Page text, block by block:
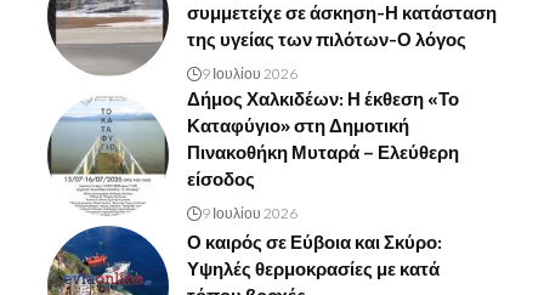
συμμετείχε σε άσκηση-Η κατάσταση
της υγείας των πιλότων-Ο λόγος
9 Ιουλίου 2026
Δήμος Χαλκιδέων: Η έκθεση «Το
Καταφύγιο» στη Δημοτική
Πινακοθήκη Μυταρά – Ελεύθερη
είσοδος
9 Ιουλίου 2026
Ο καιρός σε Εύβοια και Σκύρο:
Υψηλές θερμοκρασίες με κατά